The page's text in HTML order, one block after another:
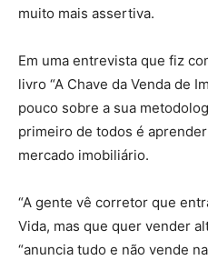
muito mais assertiva.
Em uma entrevista que fiz
livro “A Chave da Venda de
pouco sobre a sua
primeiro de todos é
mercado imobiliário.
“A gente vê corretor que
Vida, mas que quer vender
“anuncia tudo e não vende